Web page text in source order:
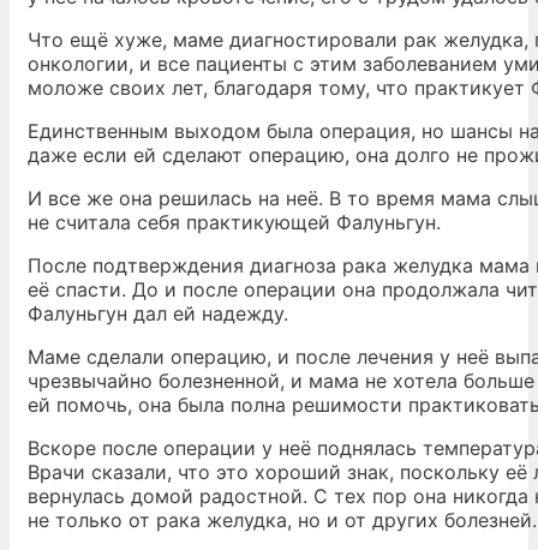
Что ещё хуже, маме диагностировали рак
онкологии, и все пациенты с этим заболеванием
моложе своих лет, благодаря тому, что практикует
Единственным выходом была операция, но шансы
даже если ей сделают операцию, она долго не
И все же она решилась на неё. В то время мама
не считала себя практикующей Фалуньгун.
После подтверждения диагноза рака желудка
её спасти. До и после операции она продолжала
Фалуньгун дал ей надежду.
Маме сделали операцию, и после лечения у неё
чрезвычайно болезненной, и мама не хотела
ей помочь, она была полна решимости
Вскоре после операции у неё поднялась
Врачи сказали, что это хороший знак, поскольку
вернулась домой радостной. С тех пор она
не только от рака желудка, но и от других болезней.